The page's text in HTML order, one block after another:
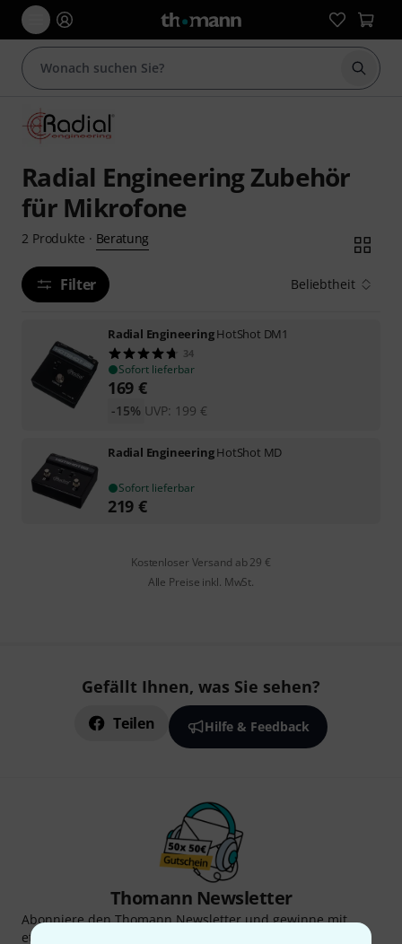
Suche
Radial Engineering Zubehör
für Mikrofone
2 Produkte · Beratung
Filter Beliebtheit
Radial EngineeringHotShot DM1
34
Sofort lieferbar
169 €
UVP: 199 €
-15%
Radial EngineeringHotShot MD
Sofort lieferbar
219 €
Kostenloser Versand ab 29 €
Alle Preise inkl. MwSt.
Gefällt Ihnen, was Sie sehen?
Teilen Hilfe & Feedback
Thomann Newsletter
Abonniere den Thomann Newsletter und gewinne mit
etwas Glück einen von